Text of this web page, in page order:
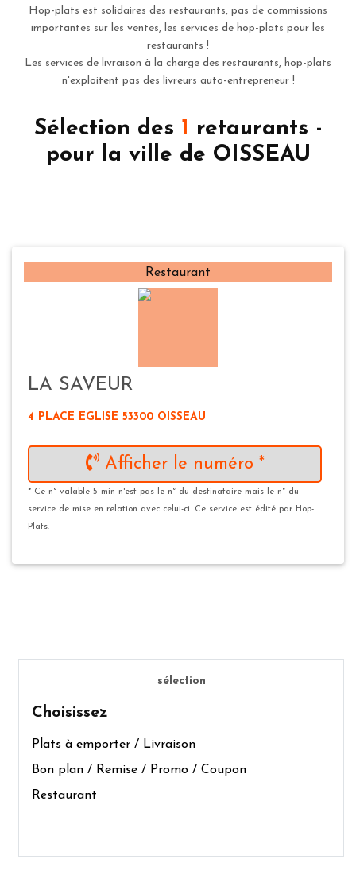
Hop-plats est solidaires des restaurants, pas de commissions
importantes sur les ventes, les services de hop-plats pour les
restaurants !
Les services de livraison à la charge des restaurants, hop-plats
n'exploitent pas des livreurs auto-entrepreneur !
Sélection des 1 retaurants -
pour la ville de OISSEAU
Restaurant
LA SAVEUR
4 PLACE EGLISE 53300 OISSEAU
Afficher le numéro *
* Ce n° valable 5 min n'est pas le n° du destinataire mais le n° du
service de mise en relation avec celui-ci. Ce service est édité par Hop-
Plats.
sélection
Choisissez
Plats à emporter / Livraison
Bon plan / Remise / Promo / Coupon
Restaurant